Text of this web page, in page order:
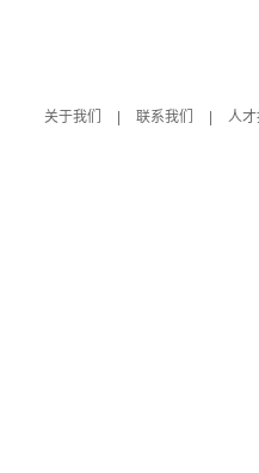
关于我们
联系我们 人